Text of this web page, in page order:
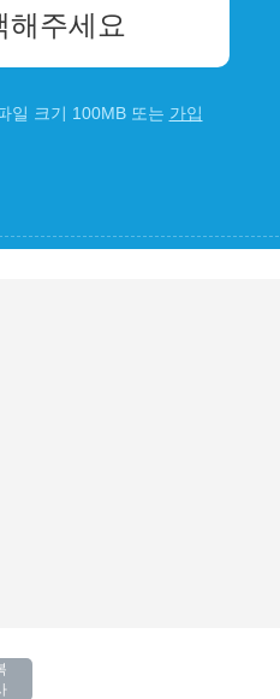
해주세요
일 크기 100MB 또는 가입